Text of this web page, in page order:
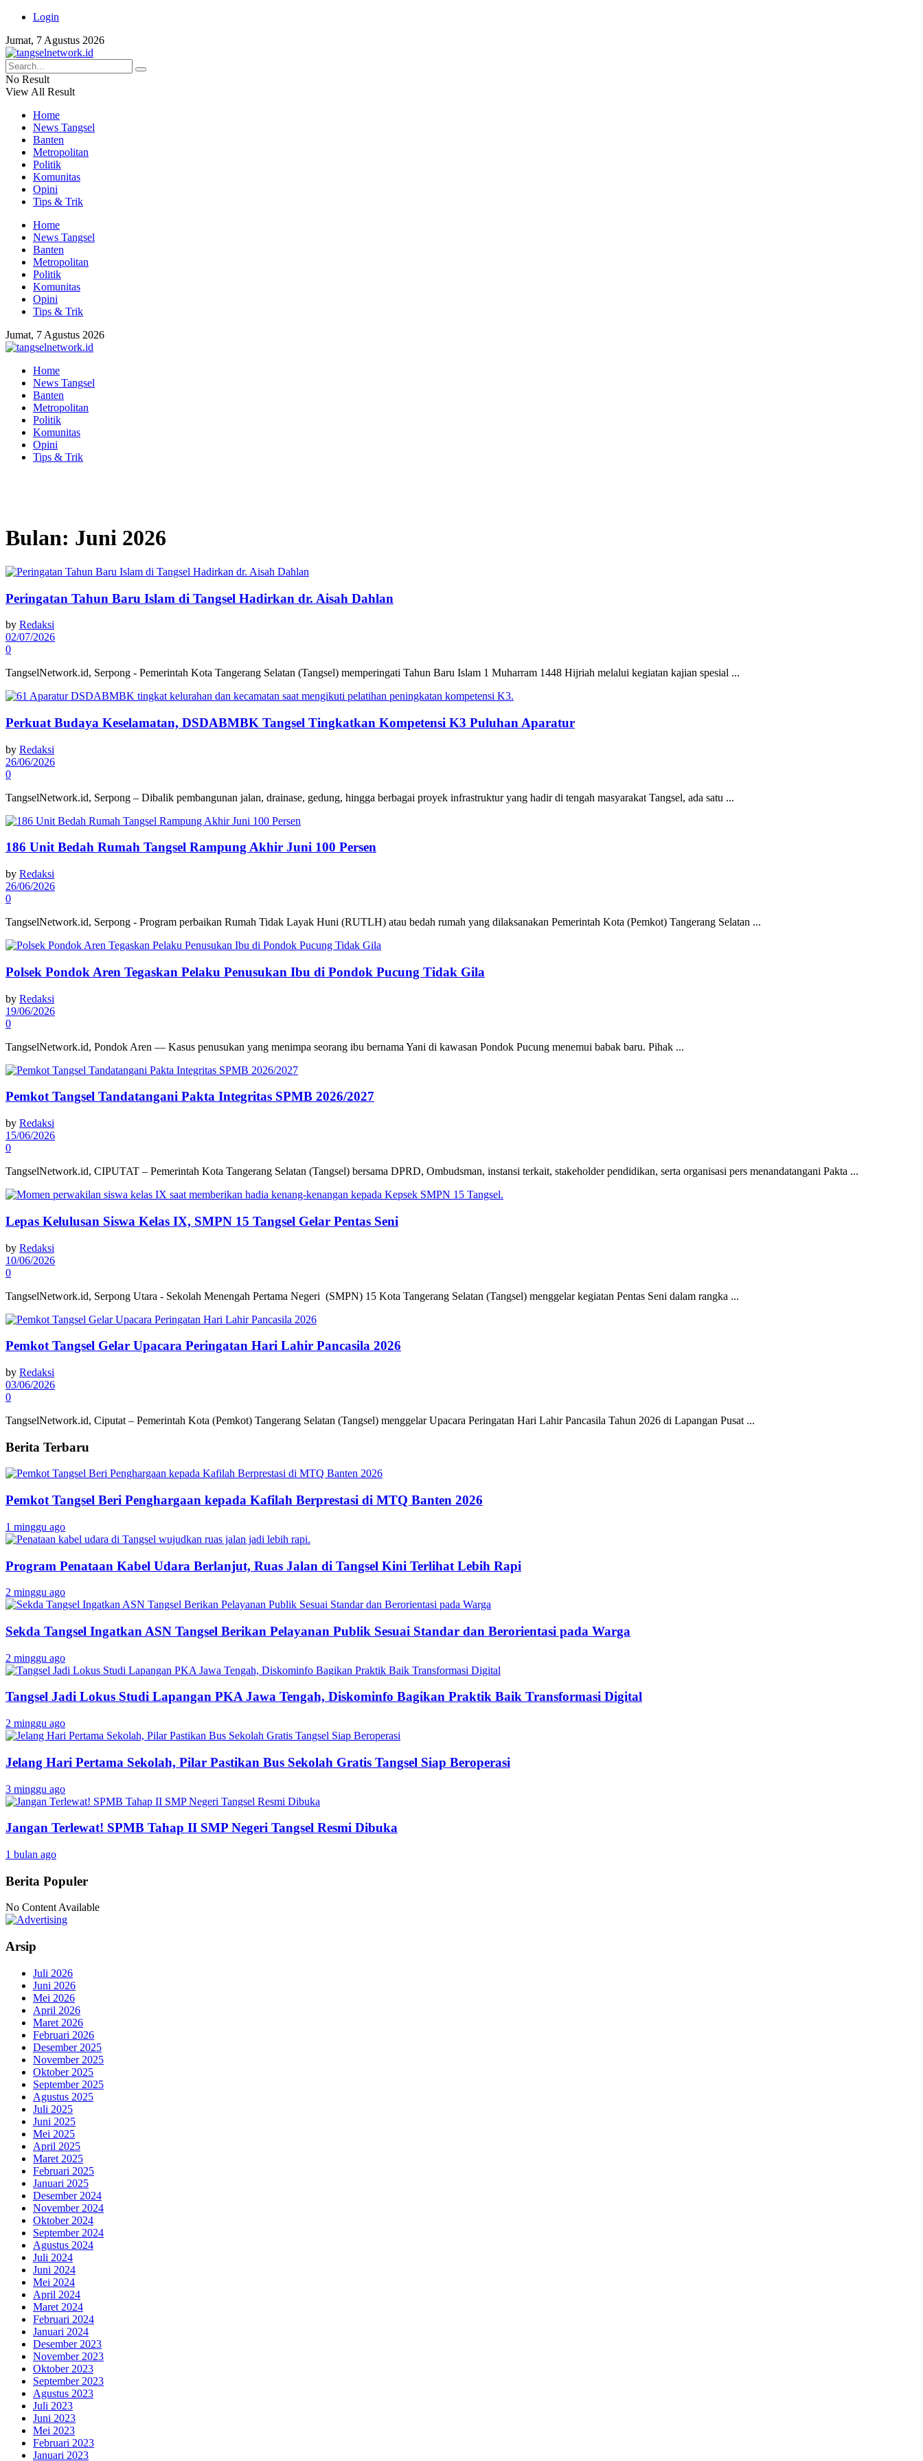
Login
Jumat, 7 Agustus 2026
No Result
View All Result
Home
News Tangsel
Banten
Metropolitan
Politik
Komunitas
Opini
Tips & Trik
Home
News Tangsel
Banten
Metropolitan
Politik
Komunitas
Opini
Tips & Trik
Jumat, 7 Agustus 2026
Home
News Tangsel
Banten
Metropolitan
Politik
Komunitas
Opini
Tips & Trik
Bulan: Juni 2026
Peringatan Tahun Baru Islam di Tangsel Hadirkan dr. Aisah Dahlan
by Redaksi
02/07/2026
0
TangselNetwork.id, Serpong - Pemerintah Kota Tangerang Selatan (Tangsel) memperingati Tahun Baru Islam 1 Muharram 1448 Hijriah melalui kegiatan kajian spesial ...
Perkuat Budaya Keselamatan, DSDABMBK Tangsel Tingkatkan Kompetensi K3 Puluhan Aparatur
by Redaksi
26/06/2026
0
TangselNetwork.id, Serpong – Dibalik pembangunan jalan, drainase, gedung, hingga berbagai proyek infrastruktur yang hadir di tengah masyarakat Tangsel, ada satu ...
186 Unit Bedah Rumah Tangsel Rampung Akhir Juni 100 Persen
by Redaksi
26/06/2026
0
TangselNetwork.id, Serpong - Program perbaikan Rumah Tidak Layak Huni (RUTLH) atau bedah rumah yang dilaksanakan Pemerintah Kota (Pemkot) Tangerang Selatan ...
Polsek Pondok Aren Tegaskan Pelaku Penusukan Ibu di Pondok Pucung Tidak Gila
by Redaksi
19/06/2026
0
TangselNetwork.id, Pondok Aren — Kasus penusukan yang menimpa seorang ibu bernama Yani di kawasan Pondok Pucung menemui babak baru. Pihak ...
Pemkot Tangsel Tandatangani Pakta Integritas SPMB 2026/2027
by Redaksi
15/06/2026
0
TangselNetwork.id, CIPUTAT – Pemerintah Kota Tangerang Selatan (Tangsel) bersama DPRD, Ombudsman, instansi terkait, stakeholder pendidikan, serta organisasi pers menandatangani Pakta ...
Lepas Kelulusan Siswa Kelas IX, SMPN 15 Tangsel Gelar Pentas Seni
by Redaksi
10/06/2026
0
TangselNetwork.id, Serpong Utara - Sekolah Menengah Pertama Negeri (SMPN) 15 Kota Tangerang Selatan (Tangsel) menggelar kegiatan Pentas Seni dalam rangka ...
Pemkot Tangsel Gelar Upacara Peringatan Hari Lahir Pancasila 2026
by Redaksi
03/06/2026
0
TangselNetwork.id, Ciputat – Pemerintah Kota (Pemkot) Tangerang Selatan (Tangsel) menggelar Upacara Peringatan Hari Lahir Pancasila Tahun 2026 di Lapangan Pusat ...
Berita Terbaru
Pemkot Tangsel Beri Penghargaan kepada Kafilah Berprestasi di MTQ Banten 2026
1 minggu ago
Program Penataan Kabel Udara Berlanjut, Ruas Jalan di Tangsel Kini Terlihat Lebih Rapi
2 minggu ago
Sekda Tangsel Ingatkan ASN Tangsel Berikan Pelayanan Publik Sesuai Standar dan Berorientasi pada Warga
2 minggu ago
Tangsel Jadi Lokus Studi Lapangan PKA Jawa Tengah, Diskominfo Bagikan Praktik Baik Transformasi Digital
2 minggu ago
Jelang Hari Pertama Sekolah, Pilar Pastikan Bus Sekolah Gratis Tangsel Siap Beroperasi
3 minggu ago
Jangan Terlewat! SPMB Tahap II SMP Negeri Tangsel Resmi Dibuka
1 bulan ago
Berita Populer
No Content Available
Arsip
Juli 2026
Juni 2026
Mei 2026
April 2026
Maret 2026
Februari 2026
Desember 2025
November 2025
Oktober 2025
September 2025
Agustus 2025
Juli 2025
Juni 2025
Mei 2025
April 2025
Maret 2025
Februari 2025
Januari 2025
Desember 2024
November 2024
Oktober 2024
September 2024
Agustus 2024
Juli 2024
Juni 2024
Mei 2024
April 2024
Maret 2024
Februari 2024
Januari 2024
Desember 2023
November 2023
Oktober 2023
September 2023
Agustus 2023
Juli 2023
Juni 2023
Mei 2023
Februari 2023
Januari 2023